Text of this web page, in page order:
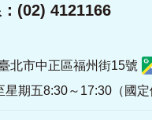
(02) 4121166
北市中正區福州街15號
星期五8:30～17:30（國定